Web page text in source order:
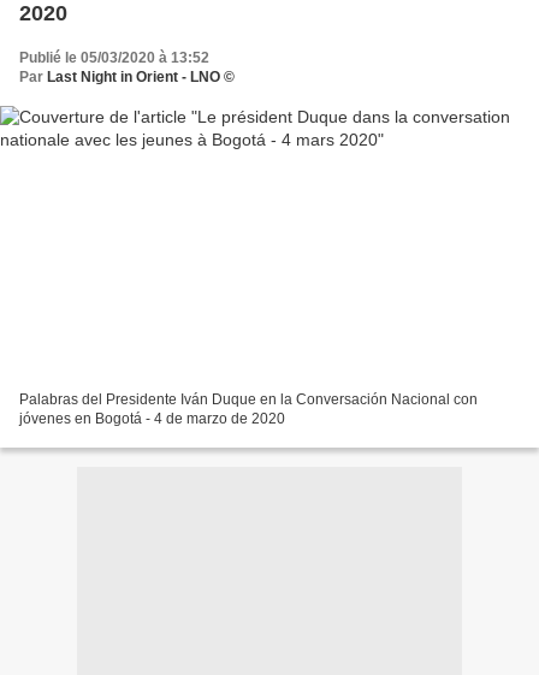
2020
Publié le 05/03/2020 à 13:52
Par Last Night in Orient - LNO ©
Palabras del Presidente Iván Duque en la Conversación Nacional con
jóvenes en Bogotá - 4 de marzo de 2020